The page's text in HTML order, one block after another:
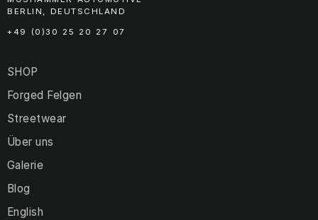
BERLIN, DEUTSCHLAND
+49 (0)30 25 20 27 07
SHOP
Forged Felgen
Streetwear
Über uns
Galerie
Blog
English